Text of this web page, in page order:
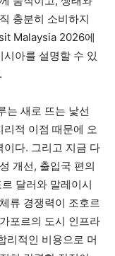
충분히 소비하지
Malaysia 2026에
아를 설명할 수 있
는 새로 뜨는 낯선
적 이점 때문에 오
다. 그리고 지금 다
개선, 출입국 편의
달러와 말레이시
류 경쟁력이 조호르
포르의 도시 인프라
리적인 비용으로 머